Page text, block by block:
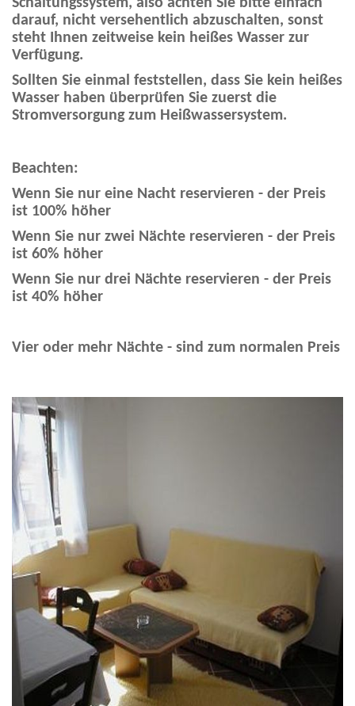
darauf, nicht versehentlich abzuschalten, sonst
steht Ihnen zeitweise kein heißes Wasser zur
Verfügung.
Sollten Sie einmal feststellen, dass Sie kein heißes
Wasser haben überprüfen Sie zuerst die
Stromversorgung zum Heißwassersystem.
Beachten:
Wenn Sie nur eine Nacht reservieren - der Preis
ist 100% höher
Wenn Sie nur zwei Nächte reservieren - der Preis
ist 60% höher
Wenn Sie nur drei Nächte reservieren - der Preis
ist 40% höher
Vier oder mehr Nächte - sind zum normalen Preis